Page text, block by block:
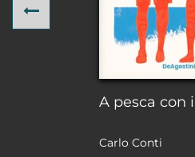
A pesca con
Carlo Conti
Previous